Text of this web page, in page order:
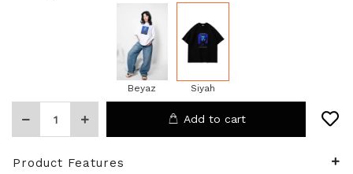
Beyaz Siyah
Add to cart
Product Features